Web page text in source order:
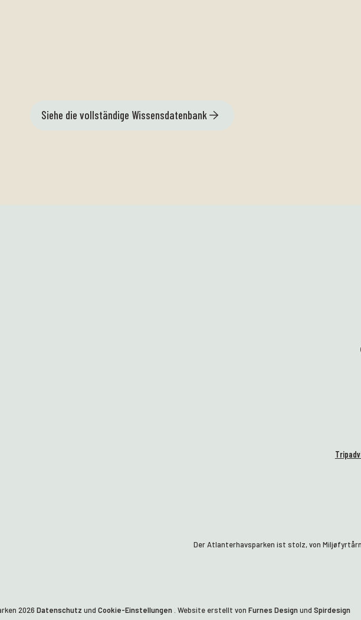
Siehe die vollständige Wissensdatenbank
Der Atlanterhavsparken ist stolz, von
2026 Datenschutz und Cookie-Einstellungen . Website erstellt von Furnes Designund Spirdesign